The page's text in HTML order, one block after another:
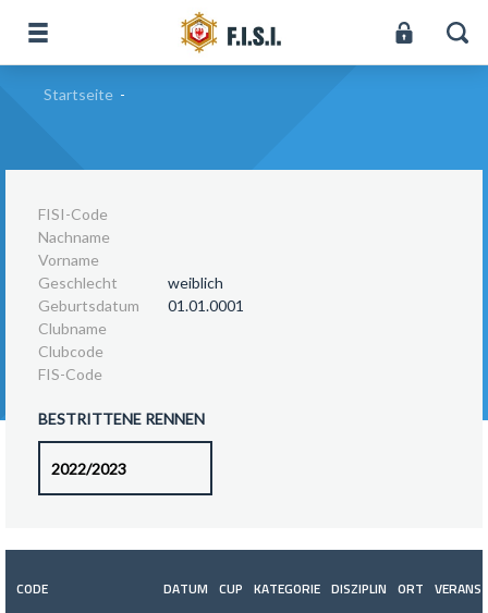
Startseite -
FISI-Code
Nachname
Vorname
Geschlecht
weiblich
Geburtsdatum
01.01.0001
Clubname
Clubcode
FIS-Code
BESTRITTENE RENNEN
CODE DATUM CUP KATEGORIE DISZIPLIN ORT